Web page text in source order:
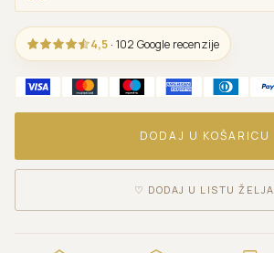
4,5 · 102 Google recenzije
DODAJ U KOŠARICU
♡ DODAJ U LISTU ŽELJA